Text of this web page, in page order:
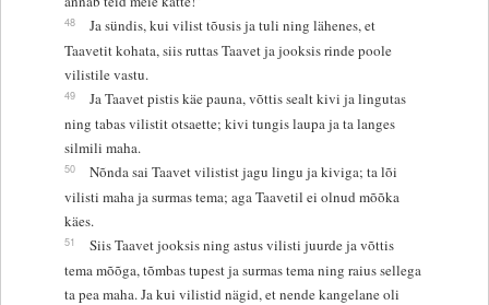
48
Ja sündis, kui vilist tõusis ja tuli ning lähenes, et
Taavetit kohata, siis ruttas Taavet ja jooksis rinde poole
vilistile vastu.
49
Ja Taavet pistis käe pauna, võttis sealt kivi ja lingutas
ning tabas vilistit otsaette; kivi tungis laupa ja ta langes
silmili maha.
50
Nõnda sai Taavet vilistist jagu lingu ja kiviga; ta lõi
vilisti maha ja surmas tema; aga Taavetil ei olnud mõõka
käes.
51
Siis Taavet jooksis ning astus vilisti juurde ja võttis
tema mõõga, tõmbas tupest ja surmas tema ning raius sellega
ta pea maha. Ja kui vilistid nägid, et nende kangelane oli